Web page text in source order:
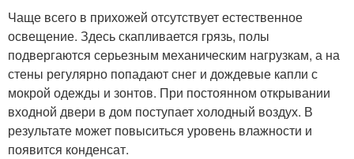
Чаще всего в прихожей отсутствует естественное
освещение. Здесь скапливается грязь, полы
подвергаются серьезным механическим нагрузкам, а на
стены регулярно попадают снег и дождевые капли с
мокрой одежды и зонтов. При постоянном открывании
входной двери в дом поступает холодный воздух. В
результате может повыситься уровень влажности и
появится конденсат.